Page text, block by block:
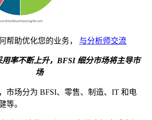
帮助优化您的业务， 与分析师交流
率不断上升，BFSI 细分市场将主导市
场
市场分为 BFSI、零售、制造、IT 和电
等。